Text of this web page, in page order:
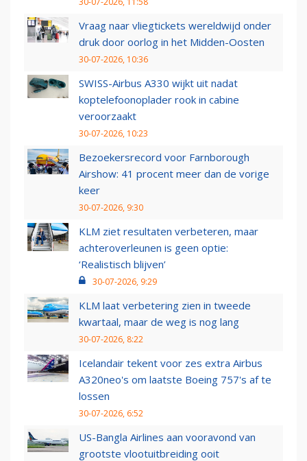
Vraag naar vliegtickets wereldwijd onder
druk door oorlog in het Midden-Oosten
30-07-2026, 10:36
SWISS-Airbus A330 wijkt uit nadat
koptelefoonoplader rook in cabine
veroorzaakt
30-07-2026, 10:23
Bezoekersrecord voor Farnborough
Airshow: 41 procent meer dan de vorige
keer
30-07-2026, 9:30
KLM ziet resultaten verbeteren, maar
achteroverleunen is geen optie:
‘Realistisch blijven’
30-07-2026, 9:29
KLM laat verbetering zien in tweede
kwartaal, maar de weg is nog lang
30-07-2026, 8:22
Icelandair tekent voor zes extra Airbus
A320neo's om laatste Boeing 757's af te
lossen
30-07-2026, 6:52
US-Bangla Airlines aan vooravond van
grootste vlootuitbreiding ooit